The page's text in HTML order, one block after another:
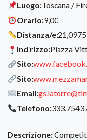
Luogo:Toscana /
Orario:9,00
Distanza/e:
Indirizzo:Piazza
Sito:
Sito:
Email:
Telefono:
Descrizione: